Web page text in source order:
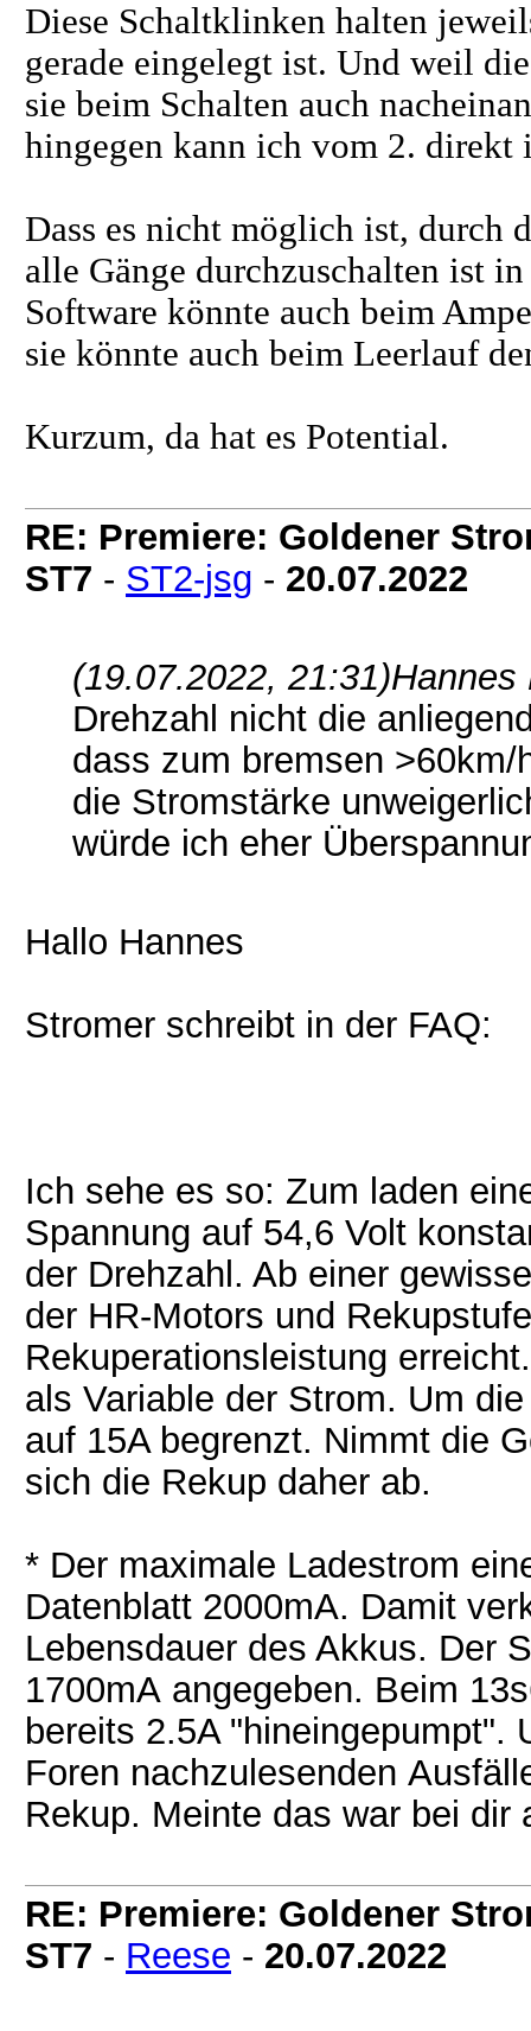
Diese Schaltklinken halten
gerade eingelegt ist. Und weil
sie beim Schalten auch
hingegen kann ich vom 2. direkt
Dass es nicht möglich ist, durch
alle Gänge durchzuschalten ist
Software könnte auch beim
sie könnte auch beim Leerlauf
Kurzum, da hat es Potential.
RE: Premiere: Goldener
ST7 - ST2-jsg - 20.07.2022
(19.07.2022, 21:31)
Drehzahl nicht die
dass zum bremsen
die Stromstärke
würde ich eher
Hallo Hannes
Stromer schreibt in der FAQ:
Ich sehe es so: Zum laden
Spannung auf 54,6 Volt
der Drehzahl. Ab einer
der HR-Motors und
Rekuperationsleistung
als Variable der Strom. Um
auf 15A begrenzt. Nimmt die
sich die Rekup daher ab.
* Der maximale Ladestrom
Datenblatt 2000mA. Damit
Lebensdauer des Akkus. Der
1700mA angegeben. Beim
bereits 2.5A "hineingepumpt".
Foren nachzulesenden
Rekup. Meinte das war bei dir
RE: Premiere: Goldener
ST7 - Reese - 20.07.2022